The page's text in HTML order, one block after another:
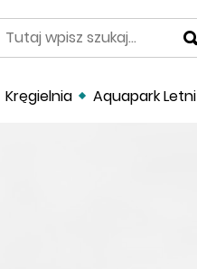
szukaj
Kręgielnia Aquapark Letni